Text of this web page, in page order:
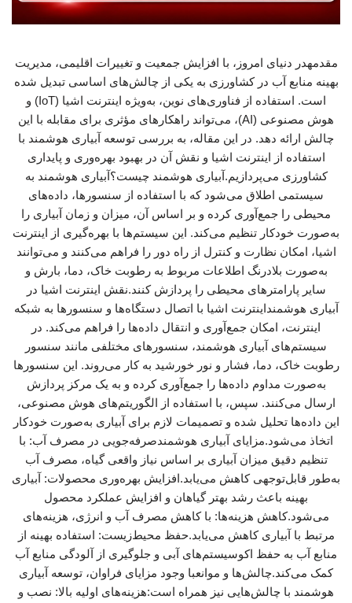
مقدمهدر دنیای امروز، با افزایش جمعیت و تغییرات اقلیمی، مدیریت
بهینه منابع آب در کشاورزی به یکی از چالش‌های اساسی تبدیل شده
است. استفاده از فناوری‌های نوین، به‌ویژه اینترنت اشیا (IoT) و
هوش مصنوعی (AI)، می‌تواند راهکارهای مؤثری برای مقابله با این
چالش ارائه دهد. در این مقاله، به بررسی توسعه آبیاری هوشمند با
استفاده از اینترنت اشیا و نقش آن در بهبود بهره‌وری و پایداری
کشاورزی می‌پردازیم.آبیاری هوشمند چیست؟آبیاری هوشمند به
سیستمی اطلاق می‌شود که با استفاده از سنسورها، داده‌های
محیطی را جمع‌آوری کرده و بر اساس آن، میزان و زمان آبیاری را
به‌صورت خودکار تنظیم می‌کند. این سیستم‌ها با بهره‌گیری از اینترنت
اشیا، امکان نظارت و کنترل از راه دور را فراهم می‌کنند و می‌توانند
به‌صورت بلادرنگ اطلاعات مربوط به رطوبت خاک، دما، بارش و
سایر پارامترهای محیطی را پردازش کنند.نقش اینترنت اشیا در
آبیاری هوشمنداینترنت اشیا با اتصال دستگاه‌ها و سنسورها به شبکه
اینترنت، امکان جمع‌آوری و انتقال داده‌ها را فراهم می‌کند. در
سیستم‌های آبیاری هوشمند، سنسورهای مختلفی مانند سنسور
رطوبت خاک، دما، فشار و نور خورشید به کار می‌روند. این سنسورها
به‌صورت مداوم داده‌ها را جمع‌آوری کرده و به یک مرکز پردازش
ارسال می‌کنند. سپس، با استفاده از الگوریتم‌های هوش مصنوعی،
این داده‌ها تحلیل شده و تصمیمات لازم برای آبیاری به‌صورت خودکار
اتخاذ می‌شود.مزایای آبیاری هوشمندصرفه‌جویی در مصرف آب: با
تنظیم دقیق میزان آبیاری بر اساس نیاز واقعی گیاه، مصرف آب
به‌طور قابل‌توجهی کاهش می‌یابد.افزایش بهره‌وری محصولات: آبیاری
بهینه باعث رشد بهتر گیاهان و افزایش عملکرد محصول
می‌شود.کاهش هزینه‌ها: با کاهش مصرف آب و انرژی، هزینه‌های
مرتبط با آبیاری کاهش می‌یابد.حفظ محیط‌زیست: استفاده بهینه از
منابع آب به حفظ اکوسیستم‌های آبی و جلوگیری از آلودگی منابع آب
کمک می‌کند.چالش‌ها و موانعبا وجود مزایای فراوان، توسعه آبیاری
هوشمند با چالش‌هایی نیز همراه است:هزینه‌های اولیه بالا: نصب و